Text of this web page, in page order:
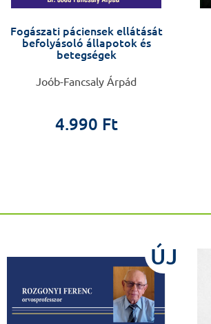
Fogászati páciensek ellátását
befolyásoló állapotok és
betegségek
Joób-Fancsaly Árpád
4.990 Ft
ÚJ